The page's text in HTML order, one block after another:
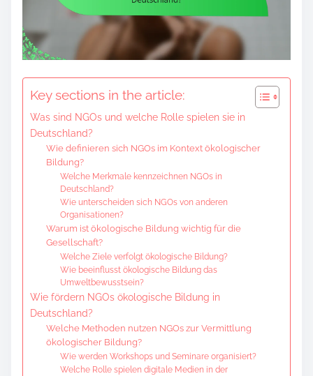
Key sections in the article:
Was sind NGOs und welche Rolle spielen sie in
Deutschland?
Wie definieren sich NGOs im Kontext ökologischer
Bildung?
Welche Merkmale kennzeichnen NGOs in
Deutschland?
Wie unterscheiden sich NGOs von anderen
Organisationen?
Warum ist ökologische Bildung wichtig für die
Gesellschaft?
Welche Ziele verfolgt ökologische Bildung?
Wie beeinflusst ökologische Bildung das
Umweltbewusstsein?
Wie fördern NGOs ökologische Bildung in
Deutschland?
Welche Methoden nutzen NGOs zur Vermittlung
ökologischer Bildung?
Wie werden Workshops und Seminare organisiert?
Welche Rolle spielen digitale Medien in der